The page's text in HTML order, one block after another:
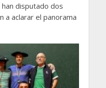
disputado dos
a aclarar el panorama